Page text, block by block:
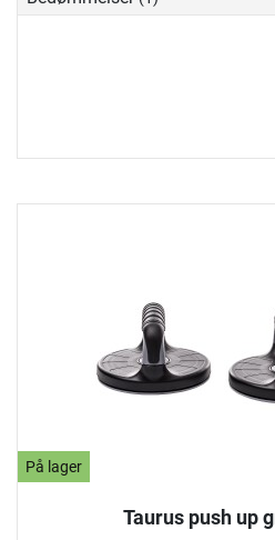
På lager
Taurus push up